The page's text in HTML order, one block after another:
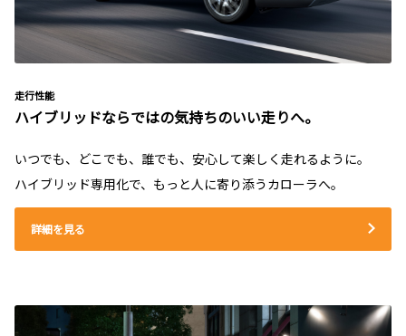
走行性能
ハイブリッドならではの気持ちのいい走りへ。
いつでも、どこでも、誰でも、安心して楽しく走れるように。
ハイブリッド専用化で、もっと人に寄り添うカローラへ。
詳細を見る